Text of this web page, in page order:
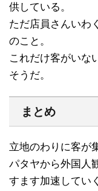
供している。
ただ店員さんいわ
のこと。
これだけ客がいな
そうだ。
まとめ
立地のわりに客が
パタヤから外国人
すます加速してい